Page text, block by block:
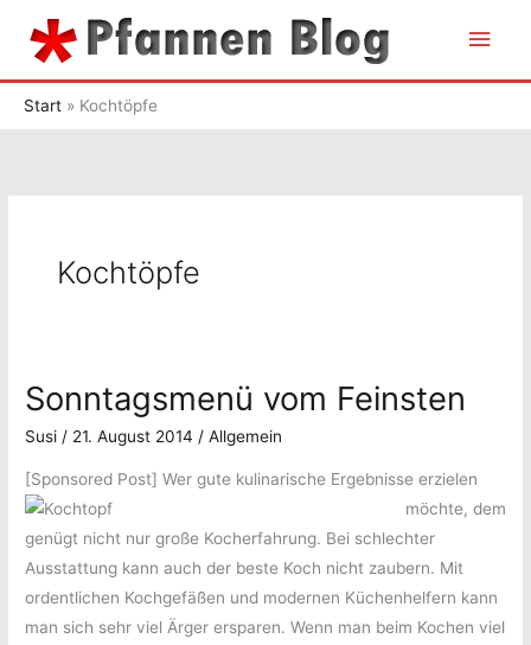
Inhalt
Start Kochtöpfe
Kochtöpfe
Sonntagsmenü vom Feinsten
Susi / 21. August 2014 /Allgemein
[Sponsored Post]Wer gute kulinarische Ergebnisse erzielen
möchte, dem
genügt nicht nur große Kocherfahrung. Bei schlechter
Ausstattung kann auch der beste Koch nicht zaubern. Mit
ordentlichen Kochgefäßen und modernen Küchenhelfern kann
man sich sehr viel Ärger ersparen. Wenn man beim Kochen viel